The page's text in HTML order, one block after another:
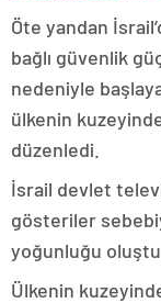
Öte yandan
bağlı güvenlik
nedeniyle
ülkenin
düzenledi.
İsrail devlet
gösteriler
yoğunluğu oluştu.
Ülkenin